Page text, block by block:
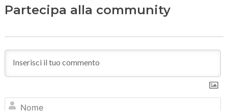
Partecipa alla community